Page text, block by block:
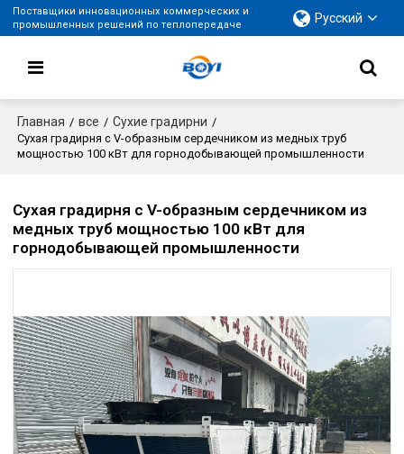
Поставщики инновационных коммерческих и
промышленных решений по теплопередаче
Русский
Главная / все / Сухие градирни /
Сухая градирня с V-образным сердечником из медных труб
мощностью 100 кВт для горнодобывающей промышленности
Сухая градирня с V-образным сердечником из
медных труб мощностью 100 кВт для
горнодобывающей промышленности